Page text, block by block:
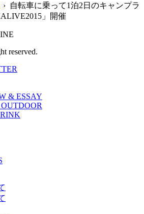
› 自転車に乗って1泊2日のキャンプラ
」開催
reserved.
& ESSAY